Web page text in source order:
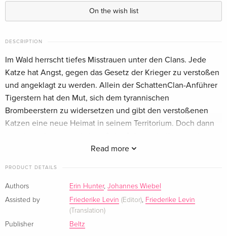
On the wish list
DESCRIPTION
Read more
Im Wald herrscht tiefes Misstrauen unter den Clans. Jede
Katze hat Angst, gegen das Gesetz der Krieger zu verstoßen
und angeklagt zu werden. Allein der SchattenClan-Anführer
Tigerstern hat den Mut, sich dem tyrannischen
Brombeerstern zu widersetzen und gibt den verstoßenen
Katzen eine neue Heimat in seinem Territorium. Doch dann
getötet? Es kommt zur Zerreißprobe im Wald. Wer wird
About the author
Erin Hunter ist ein Autor:innenteam und inspiriert von der
Liebe zu Katzen und der Faszination von der Wildnis. Immer
PRODUCT DETAILS
Authors Erin Hunter, Johannes Wiebel
Assisted by
Friederike Levin (Editor), Friederike Levin
(Translation)
Publisher
Beltz